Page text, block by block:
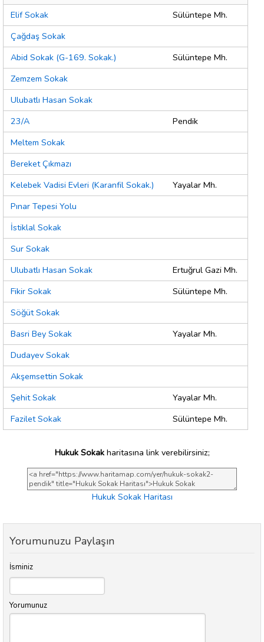
Elif Sokak
Sülüntepe Mh.
Çağdaş Sokak
Abid Sokak (G-169. Sokak.)
Sülüntepe Mh.
Zemzem Sokak
Ulubatlı Hasan Sokak
23/A
Pendik
Meltem Sokak
Bereket Çıkmazı
Kelebek Vadisi Evleri (Karanfil Sokak.)
Yayalar Mh.
Pınar Tepesi Yolu
İstiklal Sokak
Sur Sokak
Ulubatlı Hasan Sokak
Ertuğrul Gazi Mh.
Fikir Sokak
Sülüntepe Mh.
Söğüt Sokak
Basri Bey Sokak
Yayalar Mh.
Dudayev Sokak
Akşemsettin Sokak
Şehit Sokak
Yayalar Mh.
Fazilet Sokak
Sülüntepe Mh.
Hukuk Sokakharitasına link verebilirsiniz;
Hukuk Sokak Haritası
Yorumunuzu Paylaşın
İsminiz
Yorumunuz